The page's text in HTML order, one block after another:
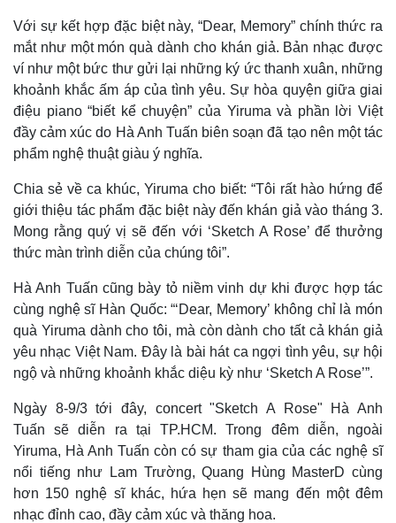
Giá cà phê
Với sự kết hợp đặc biệt này, “Dear, Memory” chính thức ra
mắt như một món quà dành cho khán giả. Bản nhạc được
ví như một bức thư gửi lại những ký ức thanh xuân, những
khoảnh khắc ấm áp của tình yêu. Sự hòa quyện giữa giai
điệu piano “biết kể chuyện” của Yiruma và phần lời Việt
đầy cảm xúc do Hà Anh Tuấn biên soạn đã tạo nên một tác
phẩm nghệ thuật giàu ý nghĩa.
Chia sẻ về ca khúc, Yiruma cho biết: “Tôi rất hào hứng để
giới thiệu tác phẩm đặc biệt này đến khán giả vào tháng 3.
Mong rằng quý vị sẽ đến với ‘Sketch A Rose’ để thưởng
thức màn trình diễn của chúng tôi”.
Hà Anh Tuấn cũng bày tỏ niềm vinh dự khi được hợp tác
cùng nghệ sĩ Hàn Quốc: “‘Dear, Memory’ không chỉ là món
quà Yiruma dành cho tôi, mà còn dành cho tất cả khán giả
yêu nhạc Việt Nam. Đây là bài hát ca ngợi tình yêu, sự hội
ngộ và những khoảnh khắc diệu kỳ như ‘Sketch A Rose’”.
Ngày 8-9/3 tới đây, concert "Sketch A Rose" Hà Anh
Tuấn sẽ diễn ra tại TP.HCM. Trong đêm diễn, ngoài
Yiruma, Hà Anh Tuấn còn có sự tham gia của các nghệ sĩ
nổi tiếng như Lam Trường, Quang Hùng MasterD cùng
hơn 150 nghệ sĩ khác, hứa hẹn sẽ mang đến một đêm
nhạc đỉnh cao, đầy cảm xúc và thăng hoa.